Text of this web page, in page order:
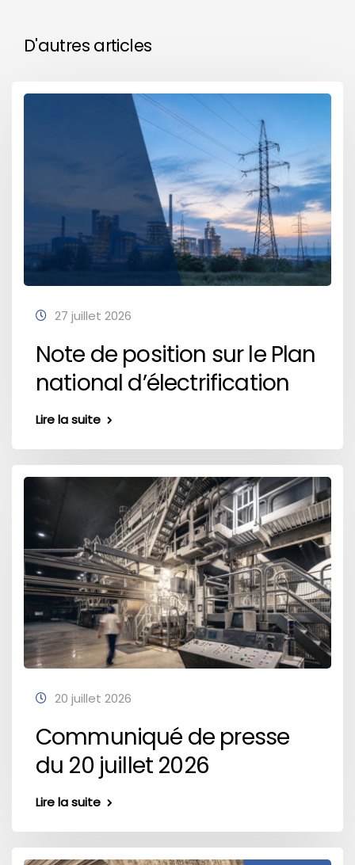
D'autres articles
27 juillet 2026
Note de position sur le Plan
national d’électrification
Lire la suite
20 juillet 2026
Communiqué de presse
du 20 juillet 2026
Lire la suite